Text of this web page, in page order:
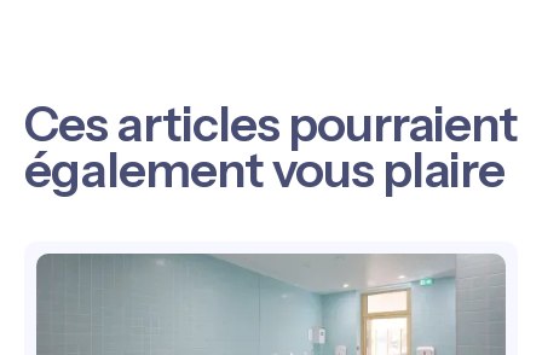
Ces articles pourraient
également vous plaire